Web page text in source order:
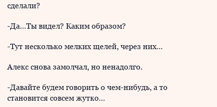
сделали?
-Да…Ты видел? Каким образом?
-Тут несколько мелких щелей, через них…
Алекс снова замолчал, но ненадолго.
-Давайте будем говорить о чем-нибудь, а то
становится совсем жутко…